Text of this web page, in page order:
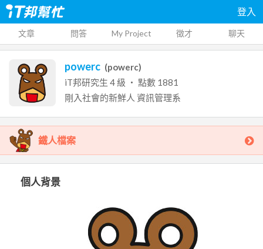
登入
文章 問答 My Project 徵才 聊天
powerc (powerc)
iT邦研究生 4 級 ‧ 點數 1881
剛入社會的新鮮人 資訊管理系
鐵人檔案
個人背景